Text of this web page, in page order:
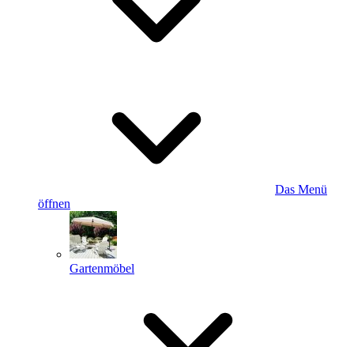
Das Menü
öffnen
Gartenmöbel